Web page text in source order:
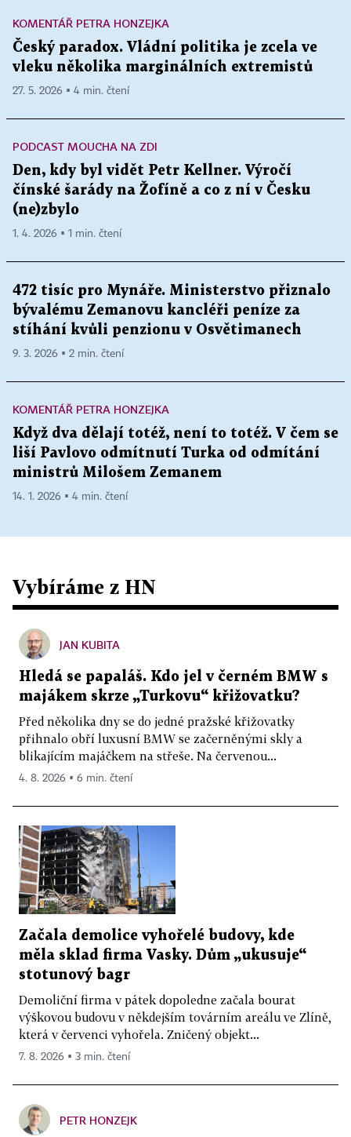
KOMENTÁŘ PETRA HONZEJKA
Český paradox. Vládní politika je zcela ve
vleku několika marginálních extremistů
27. 5. 2026 ▪ 4 min. čtení
PODCAST MOUCHA NA ZDI
Den, kdy byl vidět Petr Kellner. Výročí
čínské šarády na Žofíně a co z ní v Česku
(ne)zbylo
1. 4. 2026 ▪ 1 min. čtení
472 tisíc pro Mynáře. Ministerstvo přiznalo
bývalému Zemanovu kancléři peníze za
stíhání kvůli penzionu v Osvětimanech
9. 3. 2026 ▪ 2 min. čtení
KOMENTÁŘ PETRA HONZEJKA
Když dva dělají totéž, není to totéž. V čem se
liší Pavlovo odmítnutí Turka od odmítání
ministrů Milošem Zemanem
14. 1. 2026 ▪ 4 min. čtení
Vybíráme z HN
JAN KUBITA
Hledá se papaláš. Kdo jel v černém BMW s
majákem skrze „Turkovu“ křižovatku?
Před několika dny se do jedné pražské křižovatky
přihnalo obří luxusní BMW se začerněnými skly a
blikajícím majáčkem na střeše. Na červenou...
4. 8. 2026 ▪ 6 min. čtení
Začala demolice vyhořelé budovy, kde
měla sklad firma Vasky. Dům „ukusuje“
stotunový bagr
Demoliční firma v pátek dopoledne začala bourat
výškovou budovu v někdejším továrním areálu ve Zlíně,
která v červenci vyhořela. Zničený objekt...
7. 8. 2026 ▪ 3 min. čtení
PETR HONZEJK